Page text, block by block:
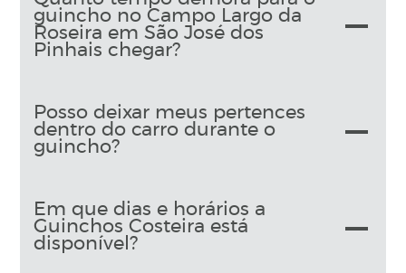
guincho no Campo Largo da
Roseira em São José dos
Pinhais chegar?
Posso deixar meus pertences
dentro do carro durante o
guincho?
Em que dias e horários a
Guinchos Costeira está
disponível?